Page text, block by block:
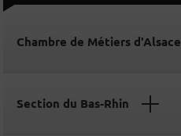
Chambre de Métiers d'Alsace
Section du Bas-Rhin